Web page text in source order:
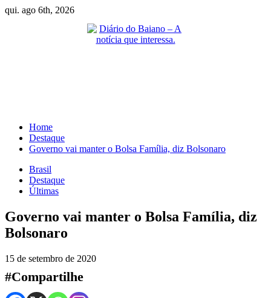
Skip
qui. ago 6th, 2026
Home
Destaque
Governo vai manter o Bolsa Família, diz Bolsonaro
Brasil
Destaque
Últimas
Governo vai manter o Bolsa Família, diz
Bolsonaro
15 de setembro de 2020
#Compartilhe